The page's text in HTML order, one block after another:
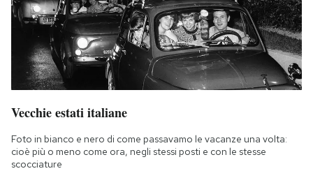
Vecchie estati italiane
Foto in bianco e nero di come passavamo le vacanze una volta:
cioè più o meno come ora, negli stessi posti e con le stesse
scocciature